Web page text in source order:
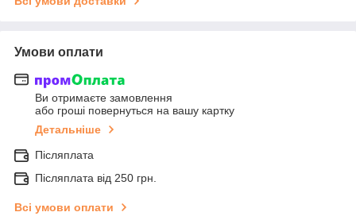
Умови оплати
Ви отримаєте замовлення
або гроші повернуться на вашу картку
Детальніше
Післяплата
Післяплата від 250 грн.
Всі умови оплати